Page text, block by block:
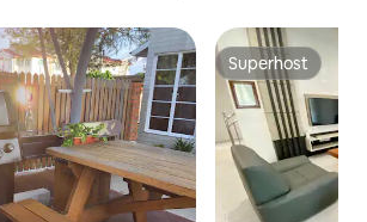
Superhost
Superhost